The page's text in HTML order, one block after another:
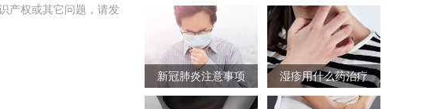
产权或其它问题，请发
新冠肺炎注意事项 湿疹用什么药治疗